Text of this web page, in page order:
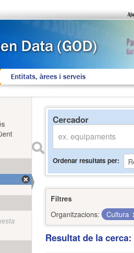
Entitats, àrees i serveis
Cercador
Ordenar resultats per
Filtres
Organitzacions:
Cultura
Resultat de la